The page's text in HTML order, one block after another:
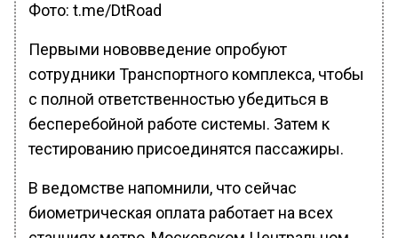
Фото: t.me/DtRoad
Первыми нововведение опробуют
сотрудники Транспортного комплекса, чтобы
с полной ответственностью убедиться в
бесперебойной работе системы. Затем к
тестированию присоединятся пассажиры.
В ведомстве напомнили, что сейчас
биометрическая оплата работает на всех